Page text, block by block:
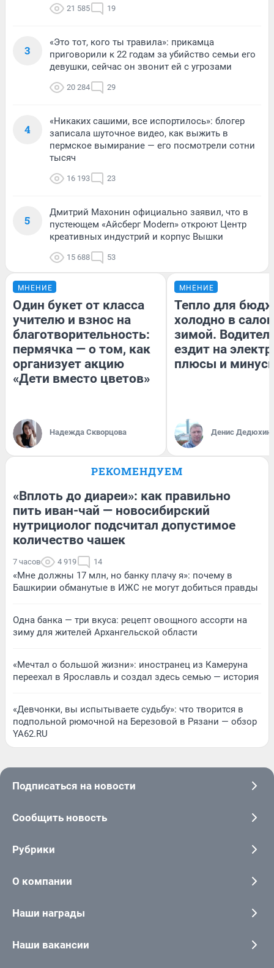
21 585 19
3
«Это тот, кого ты травила»: прикамца
приговорили к 22 годам за убийство семьи его
девушки, сейчас он звонит ей с угрозами
20 284 29
4
«Никаких сашими, все испортилось»: блогер
записала шуточное видео, как выжить в
пермское вымирание — его посмотрели сотни
тысяч
16 193 23
5
Дмитрий Махонин официально заявил, что в
пустеющем «Айсберг Modern» откроют Центр
креативных индустрий и корпус Вышки
15 688 53
МНЕНИЕ
Один букет от класса
учителю и взнос на
благотворительность:
пермячка — о том, как
организует акцию
«Дети вместо цветов»
Надежда Скворцова
МНЕНИЕ
Тепло для
холодно в
зимой.
ездит на
плюсы и
Денис Дедюхин
РЕКОМЕНДУЕМ
«Вплоть до диареи»: как правильно
пить иван-чай — новосибирский
нутрициолог подсчитал допустимое
количество чашек
7 часов 4 919 14
«Мне должны 17 млн, но банку плачу я»: почему в
Башкирии обманутые в ИЖС не могут добиться правды
Одна банка — три вкуса: рецепт овощного ассорти на
зиму для жителей Архангельской области
«Мечтал о большой жизни»: иностранец из Камеруна
переехал в Ярославль и создал здесь семью — история
«Девчонки, вы испытываете судьбу»: что творится в
подпольной рюмочной на Березовой в Рязани — обзор
YA62.RU
Подписаться на новости
Сообщить новость
Рубрики
О компании
Наши награды
Наши вакансии